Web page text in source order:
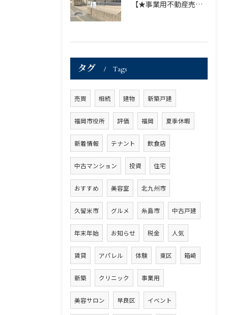
【★事業用不動産売買仲介専門部署より★】福岡市の不動産｜株式会社ランドマーク ●収益物件「D-room笹丘」●
タグ Tags
売買 相続 建物 新築戸建
福岡市役所 評価 福岡 夏季休暇
新着情報 テナント 飲食店
中古マンション 投資 住宅
おすすめ 美容室 北九州市
久留米市 グルメ 糸島市 中古戸建
年末年始 お知らせ 税金 人気
賃貸 アパレル 体験 東区 箱崎
新築 クリニック 事業用
美容サロン 早良区 イベント